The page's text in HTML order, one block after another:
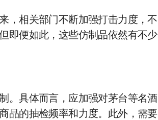
，相关部门不断加强打击力度，不
即便如此，这些仿制品依然有不少
。具体而言，应加强对茅台等名酒
品的抽检频率和力度。此外，需要